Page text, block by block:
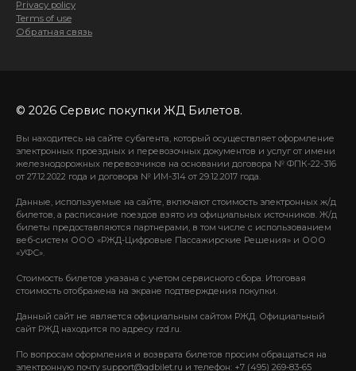
Privacy policy
Terms of use
Обратная связь
© 2026 Сервис покупки ЖД Билетов.
Вы находитесь на сайте субагента, который осуществляет оформление
электронных проездных и перевозочных документов и услуг от имени
железнодорожных перевозчиков на основании договора № ФПК-22-316
от 27.12.2022 года и договора № ИМ-314 от 29.12.2017 года.
Данные, используемые на сайте, включают стоимость электронных ж/д
билетов, а расписание поездов взято из официальных источников. Ж/д
билеты предоставляются партнерами, в том числе с использованием
веб-систем ООО «РЖД-Цифровые Пассажирские Решения» и ООО
«УФС».
Стоимость билетов указана с учетом сервисного сбора. Итоговая
стоимость отображена на экране подтверждения покупки.
Данный сайт не является официальным сайтом РЖД. Официальный
сайт РЖД находится по адресу rzd.ru.
По вопросам оформления и возврата билетов просим обращаться на
электронную почту support@gdbilet.ru и телефон: +7 (495) 269-83-65